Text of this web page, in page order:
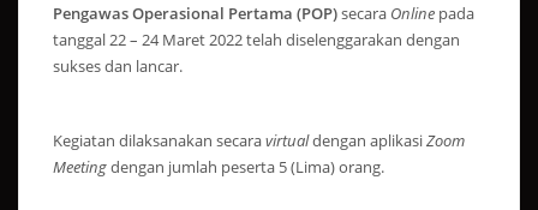
Pengawas Operasional Pertama (POP)secara Onlinepada
tanggal 22 – 24 Maret 2022 telah diselenggarakan dengan
sukses dan lancar.
Kegiatan dilaksanakan secaravirtualdengan aplikasiZoom
Meetingdengan jumlah peserta 5 (Lima) orang.